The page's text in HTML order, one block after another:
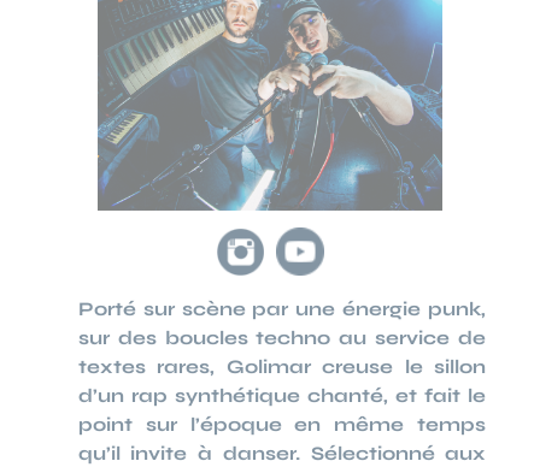
Porté sur scène par une énergie punk,
sur des boucles techno au service de
textes rares, Golimar creuse le sillon
d’un rap synthétique chanté, et fait le
point sur l’époque en même temps
qu’il invite à danser. Sélectionné aux